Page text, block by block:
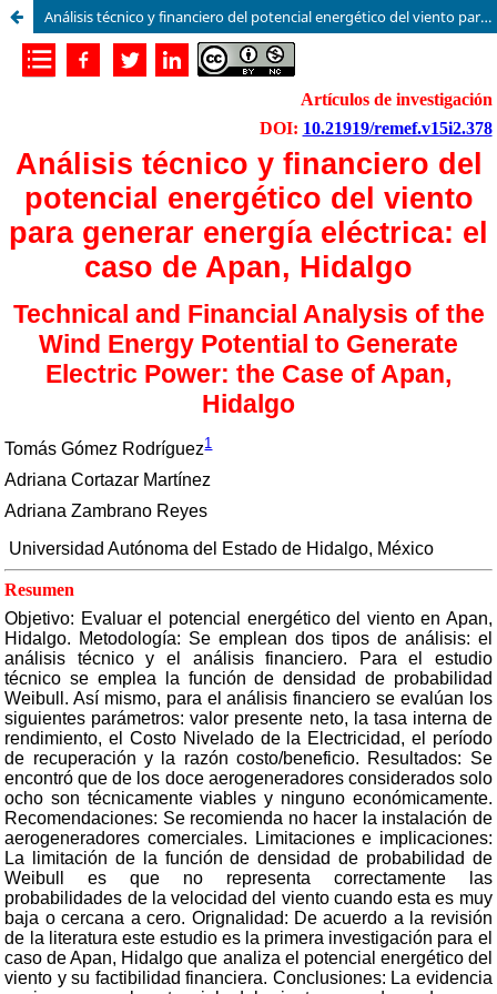
Análisis técnico y financiero del potencial energético del viento para generar energía eléctrica: el caso de Apan, Hidalgo